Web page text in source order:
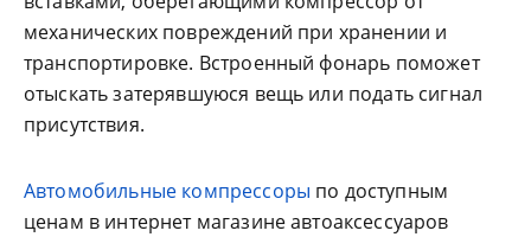
механических повреждений при хранении и
транспортировке. Встроенный фонарь поможет
отыскать затерявшуюся вещь или подать сигнал
присутствия.
Автомобильные компрессоры по доступным
ценам в интернет магазине автоаксессуаров